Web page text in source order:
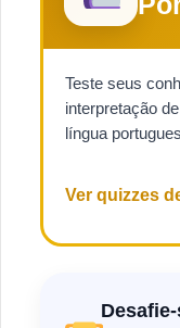
Teste seus
interpretação
língua
Ver quizzes